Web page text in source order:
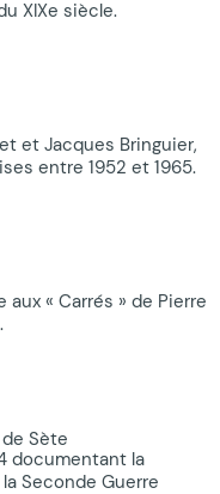
XIXe siècle.
et Jacques Bringuier,
entre 1952 et 1965.
« Carrés » de Pierre
Sète
documentant la
Seconde Guerre